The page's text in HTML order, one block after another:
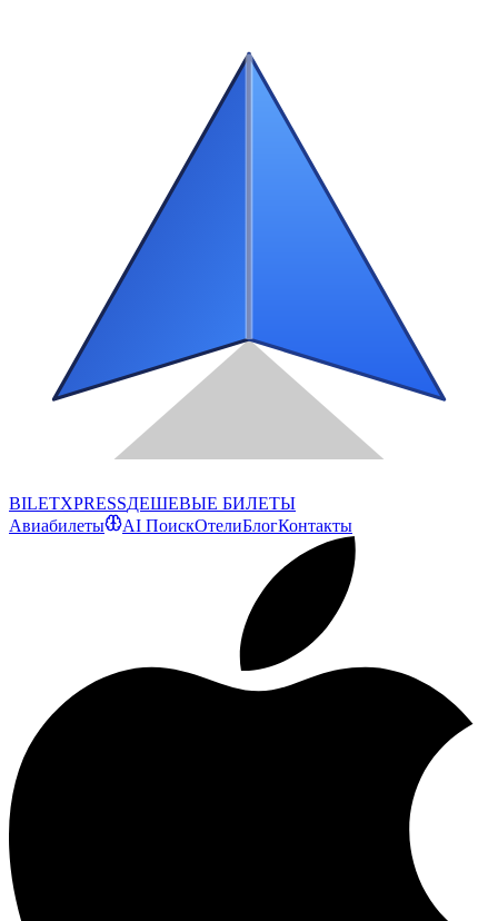
BILETXPRESSДЕШЕВЫЕ БИЛЕТЫ
Авиабилеты
AI ПоискОтелиБлогКонтакты